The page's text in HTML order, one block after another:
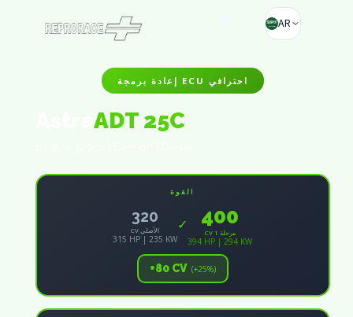
AR
إعادة برمجة ECU احترافي
ADT 25C
القوة
320
CV الأصلي
315 HP | 235 KW
✓ 400
CV مرحلة 1
394 HP | 294 KW
+80 CV (+25%)